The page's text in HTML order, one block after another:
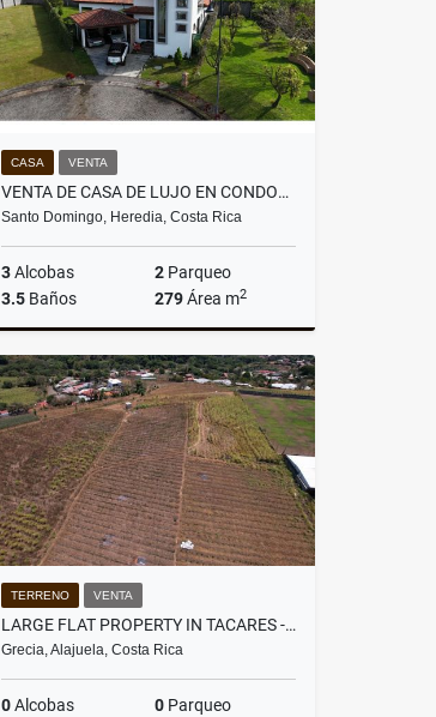
CASA VENTA
VENTA DE CASA DE LUJO EN CONDOMINIO LA HACIENDA, SANTO DOMINGO
Santo Domingo, Heredia, Costa Rica
3Alcobas 2 Parqueo
3.5 Baños 279Área m2
Venta
₡240.000.000
TERRENO VENTA
LARGE FLAT PROPERTY IN TACARES - PERFECT FOR DEVELOPMENT
Grecia, Alajuela, Costa Rica
0Alcobas 0 Parqueo